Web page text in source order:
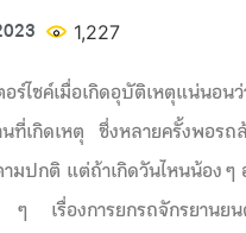
1,227
อร์ไซค์เมื่อเกิดอุบัติเหตุแน่นอ
ที่เกิดเหตุ ซึ่งหลายครั้งพอ
มปกติ แต่ถ้าเกิดวันไหนน้อง ๆ
ๆ เรื่องการยกรถจักรยานย